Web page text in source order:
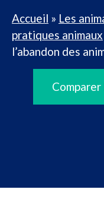
Accueil » Les
pratiques animaux
l’abandon des